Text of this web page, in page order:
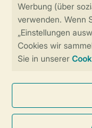
Weitere
Sichere
Sicheres